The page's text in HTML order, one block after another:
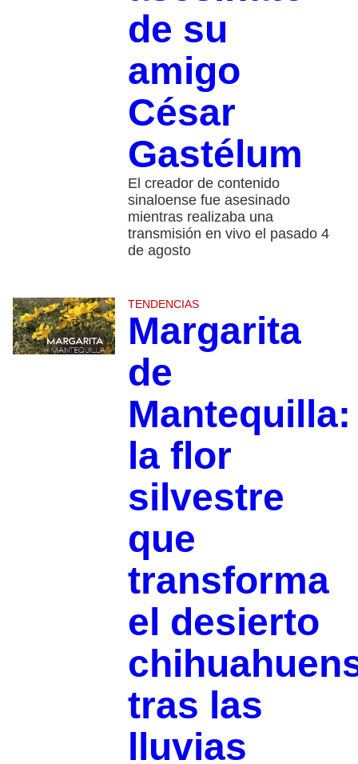
de su
amigo
César
Gastélum
El creador de contenido
sinaloense fue asesinado
mientras realizaba una
transmisión en vivo el pasado 4
de agosto
TENDENCIAS
Margarita
de
Mantequilla:
la flor
silvestre
que
transforma
el desierto
tras las
lluvias